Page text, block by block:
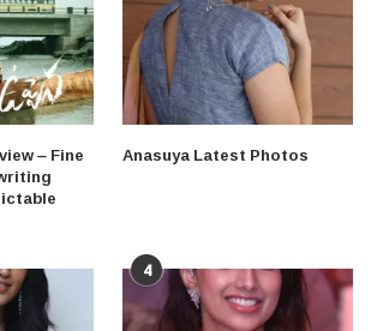
– Fine Anasuya Latest Photos
4